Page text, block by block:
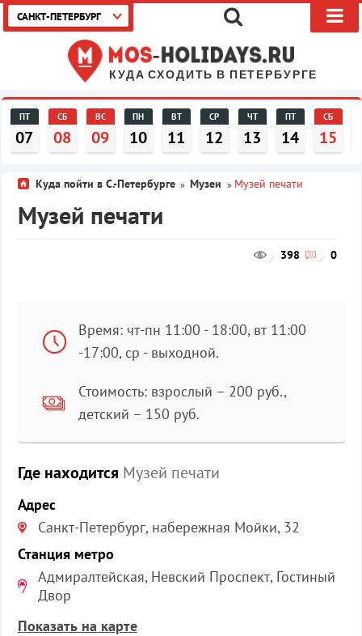
КУДА СХОДИТЬ В ПЕТЕРБУРГЕ
САНКТ-ПЕТЕРБУРГ
ПТ
07
СБ
08
ВС
09
ПН
10
ВТ
11
СР
12
ЧТ
13
ПТ
14
СБ
15
Куда пойти в С.-Петербурге » Музеи » Музей печати
Музей печати
0
398
Время: чт-пн 11:00 - 18:00, вт 11:00
-17:00, ср - выходной.
Стоимость: взрослый – 200 руб.,
детский – 150 руб.
Где находится Музей печати
Адрес
Санкт-Петербург, набережная Мойки, 32
Станция метро
Адмиралтейская, Невский Проспект, Гостиный
Двор
Показать на карте